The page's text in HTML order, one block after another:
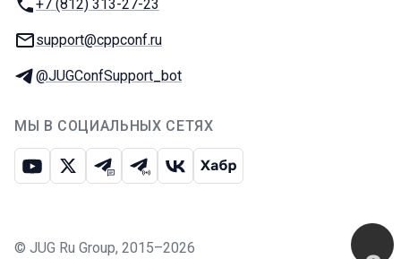
Телефон:
+7 (812) 313-27-23
E-mail:
support@cppconf.ru
Телеграм:
@JUGConfSupport_bot
МЫ В СОЦИАЛЬНЫХ СЕТЯХ
ЮтубИкс Телеграм-чат
Телеграм-канал
ВКонтакте
Хабр
© JUG Ru Group, 2015–2026